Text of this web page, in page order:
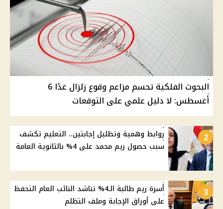
البحوث الفلكية تحسم مزاعم وقوع زلزال غدًا 6
أغسطس: لا دليل علمي على التوقعات
2
روابط وهمية وتظليل إجابتين.. التعليم تكشف
سبب حصول ريم محمد على 4% بالثانوية العامة
3
أسرة ريم طالبة الـ4% تناشد النائب العام التحفظ
على أوراق الإجابة وملف التظلم